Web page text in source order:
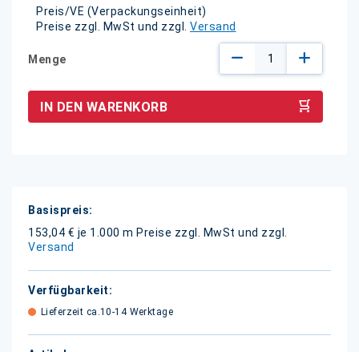
Preis/VE (Verpackungseinheit)
Preise zzgl. MwSt und zzgl. Versand
Menge
IN DEN WARENKORB
Weitere
Informationen
153,04 € je 1.000 m Preise zzgl. MwSt und zzgl.
Versand
Lieferzeit ca.10-14 Werktage